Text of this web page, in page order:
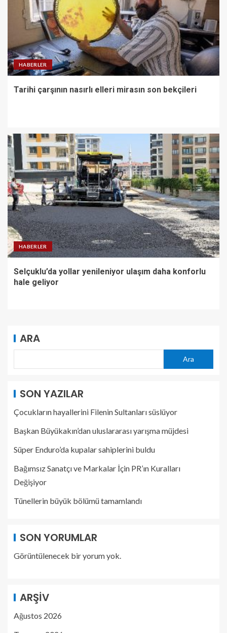
HABERLER
Tarihi çarşının nasırlı elleri mirasın son bekçileri
HABERLER
Selçuklu’da yollar yenileniyor ulaşım daha konforlu
hale geliyor
ARA
Ara
SON YAZILAR
Çocukların hayallerini Filenin Sultanları süslüyor
Başkan Büyükakın’dan uluslararası yarışma müjdesi
Süper Enduro’da kupalar sahiplerini buldu
Bağımsız Sanatçı ve Markalar İçin PR’ın Kuralları
Değişiyor
Tünellerin büyük bölümü tamamlandı
SON YORUMLAR
Görüntülenecek bir yorum yok.
ARŞIV
Ağustos 2026